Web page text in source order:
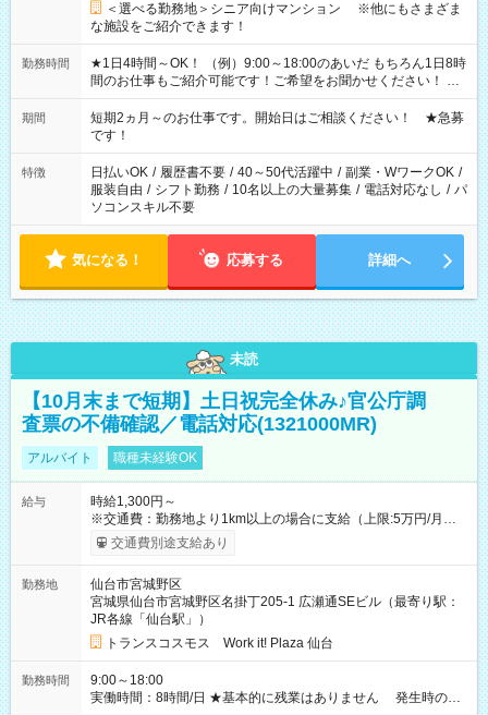
＜選べる勤務地＞シニア向けマンション ※他にもさまざま
な施設をご紹介できます！
勤務時間
★1日4時間～OK！ （例）9:00～18:00のあいだ もちろん1日8時
間のお仕事もご紹介可能です！ご希望をお聞かせください！ ★
家庭の都合でお休みが必要な場合も遠慮なくご相談ください。
※週最低15時間以上の勤務が必要です
期間
短期2ヵ月～のお仕事です。開始日はご相談ください！ ★急募
です！
特徴 日払いOK / 履歴書不要 / 40～50代活躍中 / 副業・WワークOK /
服装自由 / シフト勤務 / 10名以上の大量募集 / 電話対応なし / パ
ソコンスキル不要
気になる！ 応募する 詳細へ
未読
【10月末まで短期】土日祝完全休み♪官公庁調
査票の不備確認／電話対応(1321000MR)
アルバイト 職種未経験OK
給与
時給1,300円～
※交通費：勤務地より1km以上の場合に支給（上限:5万円/月・
2,500円/日） ※残業代：残業発生時は1分単位で支給 ※研修中の
給与変動なし ＜ 収入例 ＞ ■週5日勤務の場合… 月収22万8,800
4日勤務の場合… 月収16万6,400円以上可能 ※交通費別途支給
（時給1,300円×8時間×16日） 【試用期間】試用期間なし
交通費別途支給あり
勤務地
仙台市宮城野区
宮城県仙台市宮城野区名掛丁205-1 広瀬通SEビル（最寄り駅：
JR各線「仙台駅」）
トランスコスモス Work it! Plaza 仙台
勤務時間
9:00～18:00
実働時間：8時間/日 ★基本的に残業はありません 発生時の残